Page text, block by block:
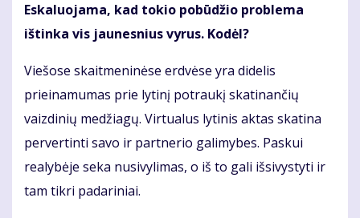
Eskaluojama, kad tokio pobūdžio problema
ištinka vis jaunesnius vyrus. Kodėl?
Viešose skaitmeninėse erdvėse yra didelis
prieinamumas prie lytinį potraukį skatinančių
vaizdinių medžiagų. Virtualus lytinis aktas skatina
pervertinti savo ir partnerio galimybes. Paskui
realybėje seka nusivylimas, o iš to gali išsivystyti ir
tam tikri padariniai.